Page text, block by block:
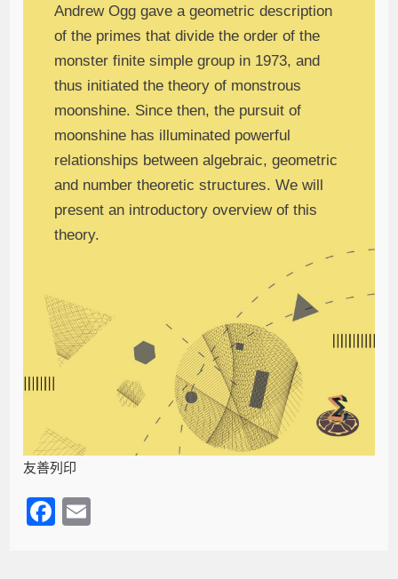
Andrew Ogg gave a geometric description
of the primes that divide the order of the
monster finite simple group in 1973, and
thus initiated the theory of monstrous
moonshine. Since then, the pursuit of
moonshine has illuminated powerful
relationships between algebraic, geometric
and number theoretic structures. We will
present an introductory overview of this
theory.
友善列印
F